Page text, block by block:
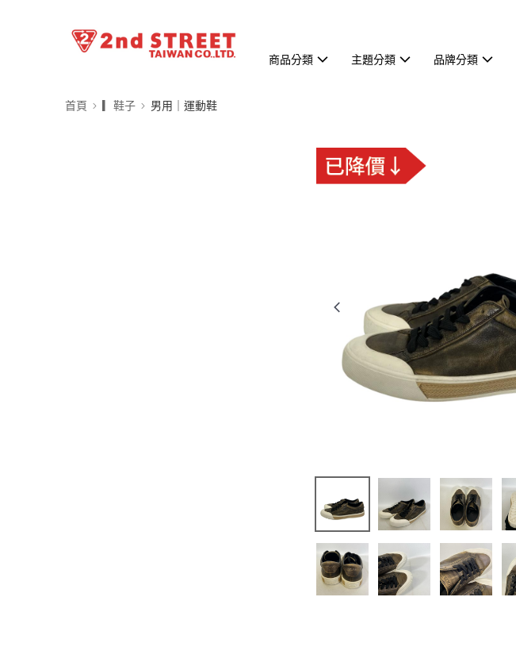
商品分類 主題分類 品牌分類
首頁 ▎鞋子 男用｜運動鞋